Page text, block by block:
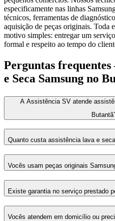
especificamente nas linhas
técnicos, ferramentas de
aquisição de peças originais. Toda
motivo simples: entregar um
formal e respeito ao tempo do
Perguntas
e Seca Samsung no
A Assistência SV atende
Quanto custa assistência lava e
Vocês usam peças originais
Existe garantia no serviço prestado
Vocês atendem em domicílio ou